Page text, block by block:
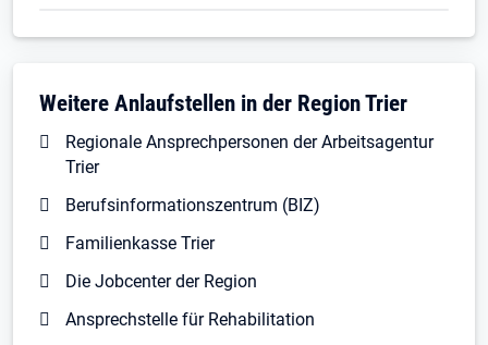
Weitere Anlaufstellen in der Region Trier
Regionale Ansprechpersonen der Arbeitsagentur
Trier
Berufsinformationszentrum (BIZ)
Familienkasse Trier
Die Jobcenter der Region
Ansprechstelle für Rehabilitation